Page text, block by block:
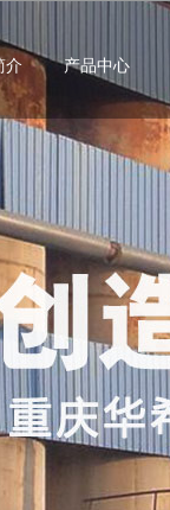
介 产品中心